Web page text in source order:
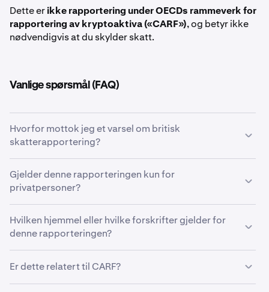
Dette erikke rapportering under OECDs rammeverk for
rapportering av kryptoaktiva («CARF»), og betyr ikke
nødvendigvis at du skylder skatt.
Vanlige spørsmål (FAQ)
Hvorfor mottok jeg et varsel om britisk
skatterapportering?
Kraken kan være pålagt å gi visse konto- og
transaksjonsopplysninger fra tidligere år for
privatpersoner
Denne forespørselen gjelder
og kan
Gjelder denne rapporteringen kun for
privatpersoner?
Ja. Denne rapporteringen gjelder kun privatpersoner
Den gjelder ikke for kontoer tilhørende juridiske enheter.
Hvilken hjemmel eller hvilke forskrifter gjelder for
denne rapporteringen?
Denne rapporteringen gjøres som svar på et varsel
Finance Act 2011.
Er dette relatert til CARF?